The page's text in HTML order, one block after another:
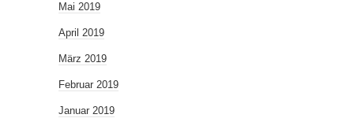
Mai 2019
April 2019
März 2019
Februar 2019
Januar 2019